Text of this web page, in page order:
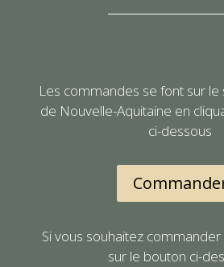
Les commandes se font sur le
de Nouvelle-Aquitaine en
ci-dessous
Si vous souhaitez
sur le bouton ci-